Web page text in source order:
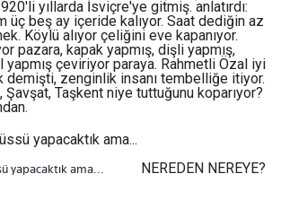
yıllarda İsviçre'ye gitmiş. anlatırdı:
üç beş ay içeride kalıyor. Saat dediğin az
Köylü alıyor çeliğini eve kapanıyor.
pazara, kapak yapmış, dişli yapmış,
yapmış çeviriyor paraya. Rahmetli Özal iyi
demişti, zenginlik insanı tembelliğe itiyor.
Taşkent niye tuttuğunu koparıyor?
yapacaktık ama... NEREDEN NEREYE?